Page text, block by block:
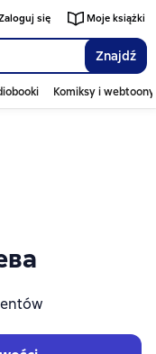
Znajdź
się Moje książki
Komiksy i webtoony